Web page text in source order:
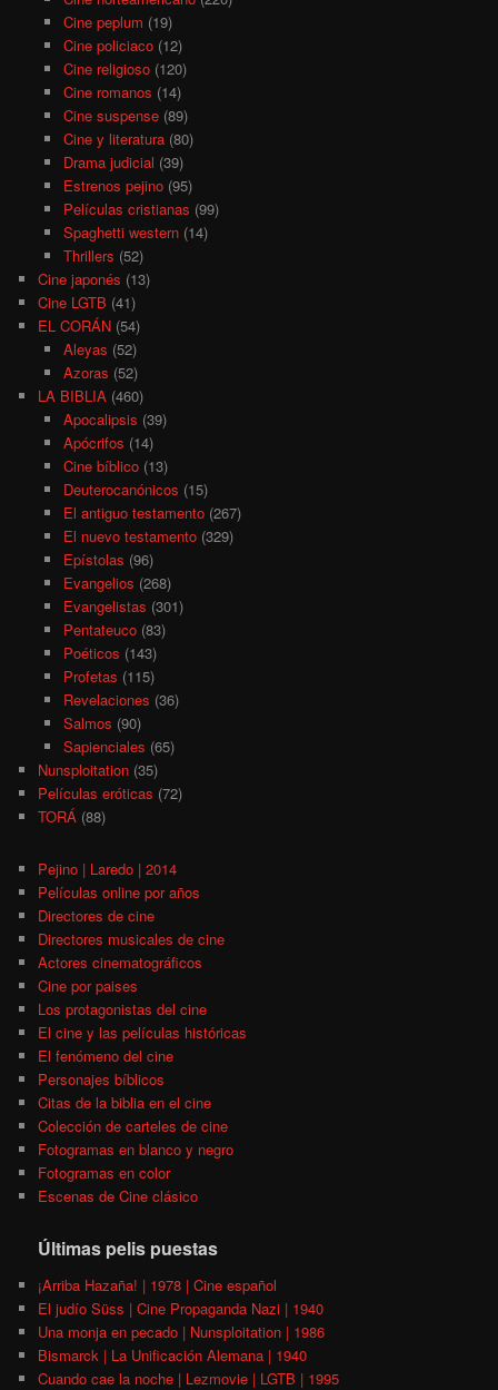
Cine peplum (19)
Cine policiaco(12)
Cine religioso(120)
Cine romanos (14)
Cine suspense(89)
Cine y literatura(80)
Drama judicial (39)
Estrenos pejino(95)
Películas cristianas (99)
Spaghetti western(14)
Thrillers (52)
Cine japonés (13)
Cine LGTB (41)
EL CORÁN (54)
Aleyas (52)
Azoras (52)
LA BIBLIA (460)
Apocalipsis (39)
Apócrifos (14)
Cine bíblico(13)
Deuterocanónicos (15)
El antiguo testamento(267)
El nuevo testamento(329)
Epístolas (96)
Evangelios (268)
Evangelistas (301)
Pentateuco(83)
Poéticos (143)
Profetas (115)
Revelaciones (36)
Salmos (90)
Sapienciales (65)
Nunsploitation (35)
Películas eróticas (72)
TORÁ (88)
Pejino | Laredo | 2014
Películas online por años
Directores de cine
Directores musicales de cine
Actores cinematográficos
Cine por paises
Los protagonistas del cine
El cine y las películas históricas
El fenómeno del cine
Personajes bíblicos
Citas de la biblia en el cine
Colección de carteles de cine
Fotogramas en blanco y negro
Fotogramas en color
Escenas de Cine clásico
Últimas pelis puestas
¡Arriba Hazaña! | 1978 | Cine español
El judío Süss | Cine Propaganda Nazi | 1940
Una monja en pecado | Nunsploitation | 1986
Bismarck | La Unificación Alemana | 1940
Cuando cae la noche | Lezmovie | LGTB | 1995